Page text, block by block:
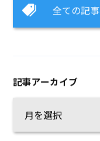
全ての記事
記事アーカイブ